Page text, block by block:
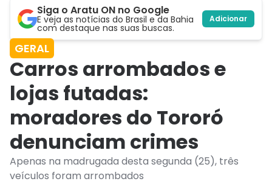
Siga o Aratu ON no Google
E veja as notícias do Brasil e da Bahia
com destaque nas suas buscas.
Adicionar
GERAL
Carros arrombados e
lojas futadas:
moradores do Tororó
denunciam crimes
Apenas na madrugada desta segunda (25), três
veículos foram arrombados